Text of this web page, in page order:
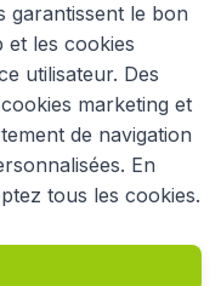
générales
garantissent le bon
et les cookies
utilisateur. Des
marketing et
de navigation
En
tous les cookies.